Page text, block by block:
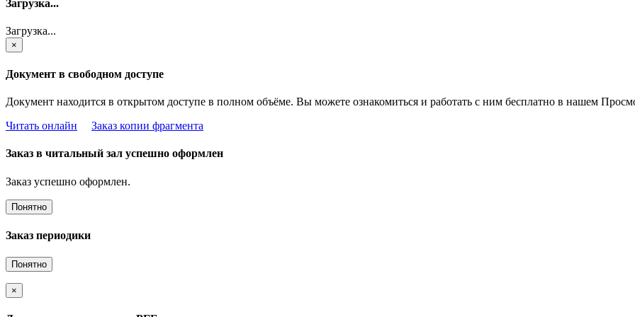
Загрузка...
Загрузка...
×
Документ в свободном доступе
Документ находится в открытом доступе в полном объёме. Вы можете ознакомиться и работать с ним бесплатно в нашем
Читать онлайн
Заказ копии фрагмента
Заказ в читальный зал успешно оформлен
Заказ успешно оформлен.
Понятно
Заказ периодики
Понятно
×